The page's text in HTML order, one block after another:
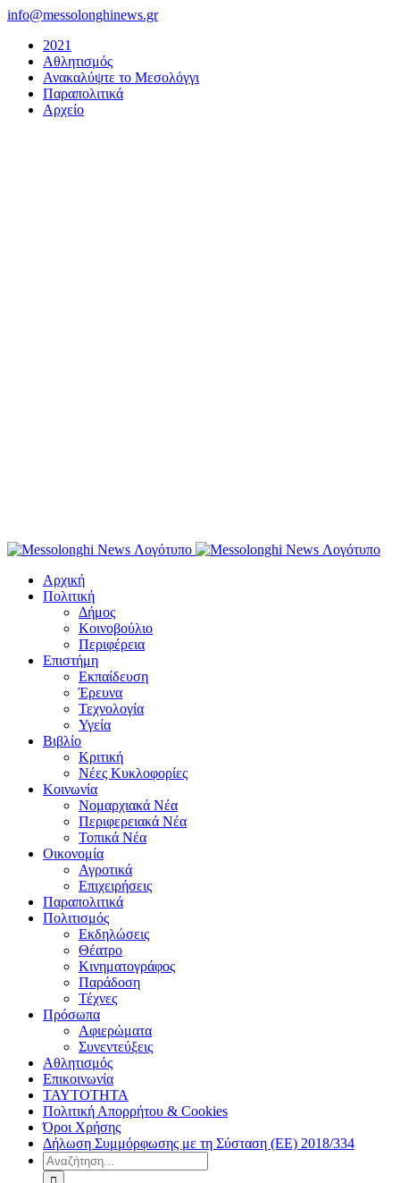
Μετάβαση
περιεχόμενο
info@messolonghinews.gr
2021
Αθλητισμός
Ανακαλύψτε το Μεσολόγγι
Παραπολιτικά
Αρχείο
Αρχική
Πολιτική
Δήμος
Κοινοβούλιο
Περιφέρεια
Επιστήμη
Εκπαίδευση
Έρευνα
Τεχνολογία
Υγεία
Βιβλίο
Κριτική
Νέες Κυκλοφορίες
Κοινωνία
Νομαρχιακά Νέα
Περιφερειακά Νέα
Τοπικά Νέα
Οικονομία
Αγροτικά
Επιχειρήσεις
Παραπολιτικά
Πολιτισμός
Εκδηλώσεις
Θέατρο
Κινηματογράφος
Παράδοση
Τέχνες
Πρόσωπα
Αφιερώματα
Συνεντεύξεις
Αθλητισμός
Επικοινωνία
ΤΑΥΤΟΤΗΤΑ
Πολιτική Απορρήτου & Cookies
Όροι Χρήσης
Δήλωση Συμμόρφωσης με τη Σύσταση (ΕΕ) 2018/334
Αναζήτηση
για: